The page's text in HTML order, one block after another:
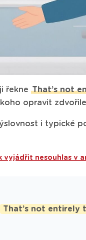
řekne That’s not
opravit
i typické
vyjádřit nesouhlas v
That’s not entirely